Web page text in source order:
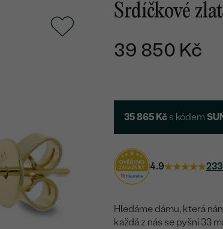
Srdíčkové
39 850 Kč
35 865 Kč s kódem
4.9
Hledáme dámu, která
každá z nás se pyšní 33